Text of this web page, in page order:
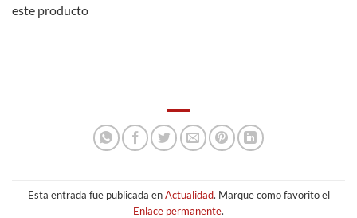
este producto
Esta entrada fue publicada enActualidad. Marque como favorito el
Enlace permanente.